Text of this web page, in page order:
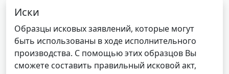
Иски
Образцы исковых заявлений, которые могут
быть использованы в ходе исполнительного
производства. С помощью этих образцов Вы
сможете составить правильный исковой акт,